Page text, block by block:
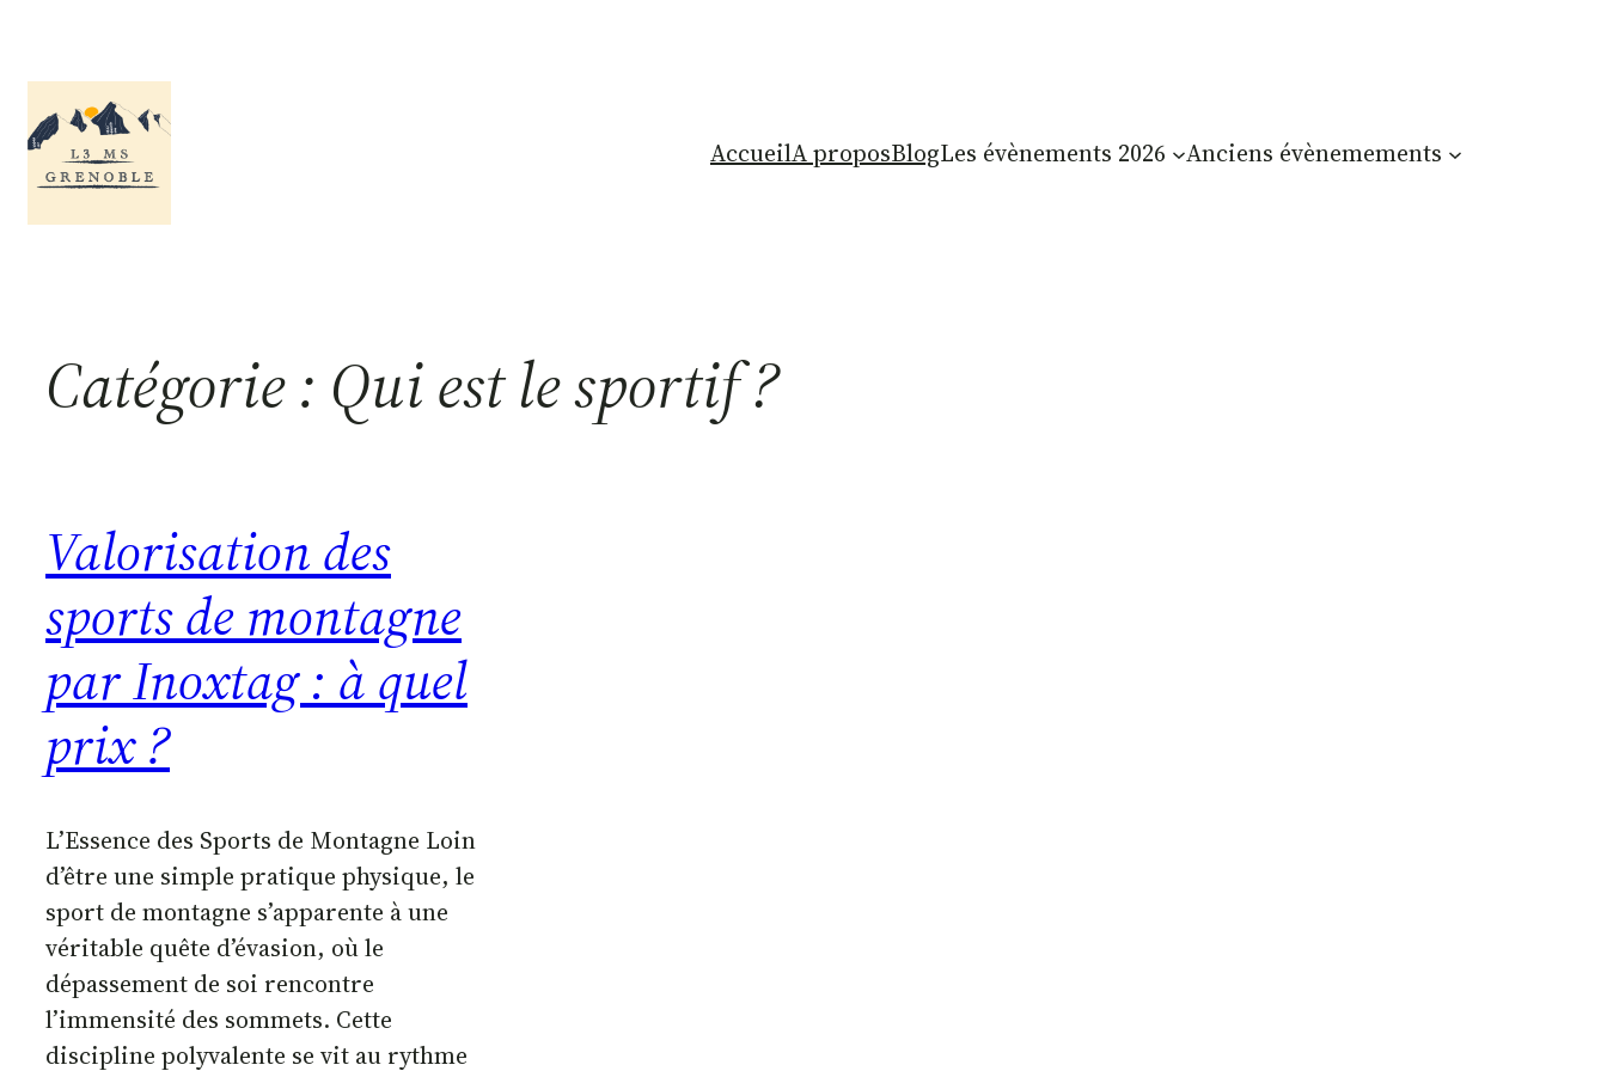
contenu
AccueilA proposBlogLes évènements 2026 Anciens évènemements
Catégorie : Qui est le sportif ?
Valorisation des
sports de montagne
par Inoxtag : à quel
prix ?
L’Essence des Sports de Montagne Loin
d’être une simple pratique physique, le
sport de montagne s’apparente à une
véritable quête d’évasion, où le
dépassement de soi rencontre
l’immensité des sommets. Cette
discipline polyvalente se vit au rythme